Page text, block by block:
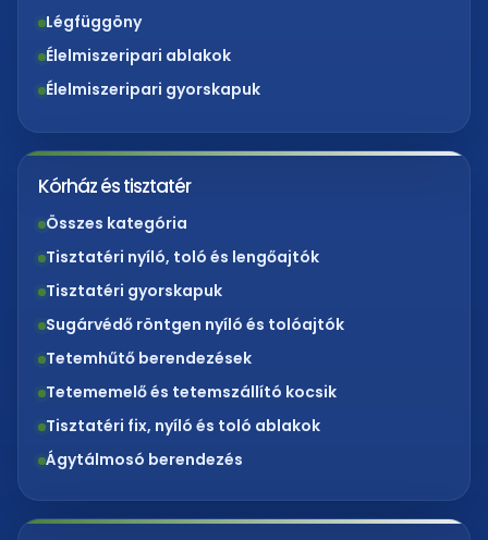
Légfüggöny
Élelmiszeripari ablakok
Élelmiszeripari gyorskapuk
Kórház és tisztatér
Összes kategória
Tisztatéri nyíló, toló és lengőajtók
Tisztatéri gyorskapuk
Sugárvédő röntgen nyíló és tolóajtók
Tetemhűtő berendezések
Tetememelő és tetemszállító kocsik
Tisztatéri fix, nyíló és toló ablakok
Ágytálmosó berendezés